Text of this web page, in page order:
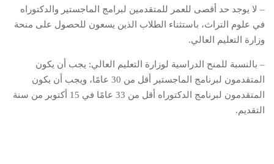
– لا يوجد حد أقصى للعمر للمتقدمين لبرامج الماجستير والدكتوراه
في علوم التراث، باستثناء الطلاب الذين يسعون للحصول على منحة
وزارة التعليم العالي.
– بالنسبة للمنح الدراسية لوزارة التعليم العالي: يجب أن يكون
المتقدمون لبرنامج الماجستير أقل من 30 عامًا، ويجب أن يكون
المتقدمون لبرنامج الدكتوراه أقل من 33 عامًا في 15 أكتوبر من سنة
التقديم.